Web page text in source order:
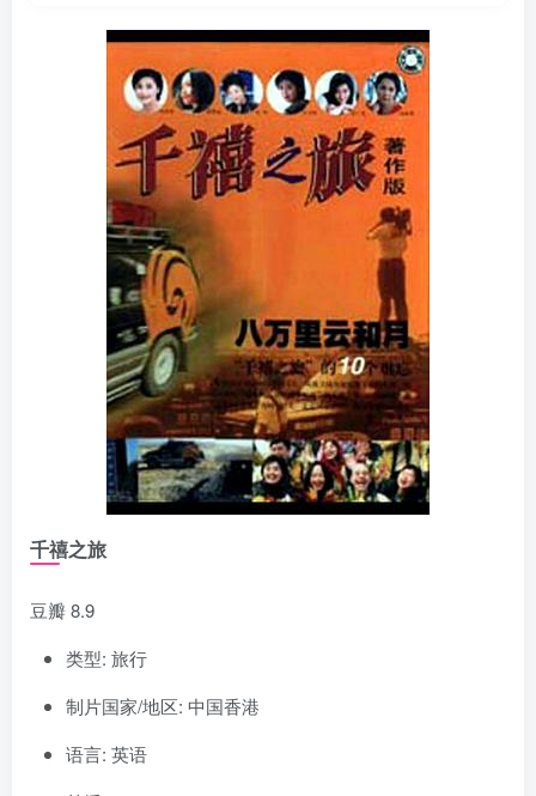
千禧之旅
豆瓣 8.9
类型: 旅行
制片国家/地区: 中国香港
语言: 英语